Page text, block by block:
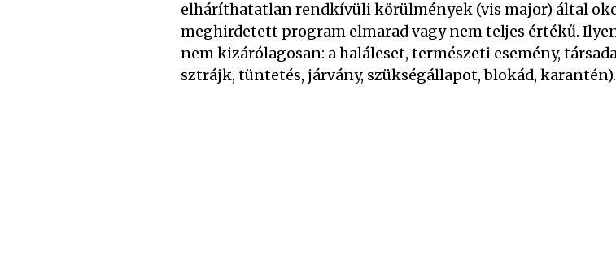
elháríthatatlan rendkívüli körülmények (vis major) által
meghirdetett program elmarad vagy nem teljes értékű.
nem kizárólagosan: a haláleset, természeti esemény,
sztrájk, tüntetés, járvány, szükségállapot, blokád, karantén).